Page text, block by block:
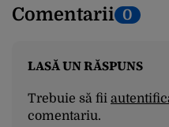
Comentarii 0
LASĂ UN RĂSPUNS
Trebuie să fii
comentariu.